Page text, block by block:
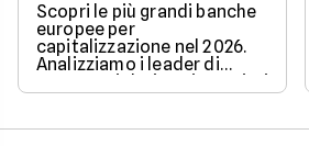
Scopri le più grandi banche
europee per
capitalizzazione nel 2026.
Analizziamo i leader di
mercato, i dati aggiornati e i
fattori chiave che guidano il